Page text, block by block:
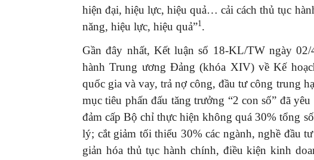
hiện đại, hiệu lực, hiệu quả… cải cách thủ tục
năng, hiệu lực, hiệu quả”1.
Gần đây nhất, Kết luận số 18-KL/TW ngày
hành Trung ương Đảng (khóa XIV) về Kế
quốc gia và vay, trả nợ công, đầu tư công trung
mục tiêu phấn đấu tăng trưởng “2 con số” đã
đảm cấp Bộ chỉ thực hiện không quá 30% tổng
lý; cắt giảm tối thiểu 30% các ngành, nghề đầu
giản hóa thủ tục hành chính, điều kiện kinh